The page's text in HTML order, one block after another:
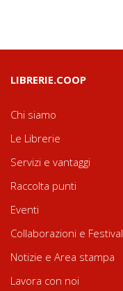
LIBRERIE.COOP
Chi siamo
Le Librerie
Servizi e vantaggi
Raccolta punti
Eventi
Collaborazioni e Festival
Notizie e Area stampa
Lavora con noi